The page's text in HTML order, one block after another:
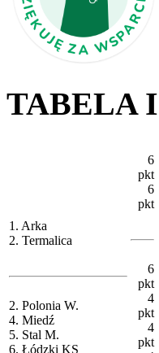
TABELA
1. Arka
2. Termalica
2. Polonia W.
4. Miedź
5. Stal M.
6. Łódzki KS
6
pkt
6
pkt
6
pkt
4
pkt
4
pkt